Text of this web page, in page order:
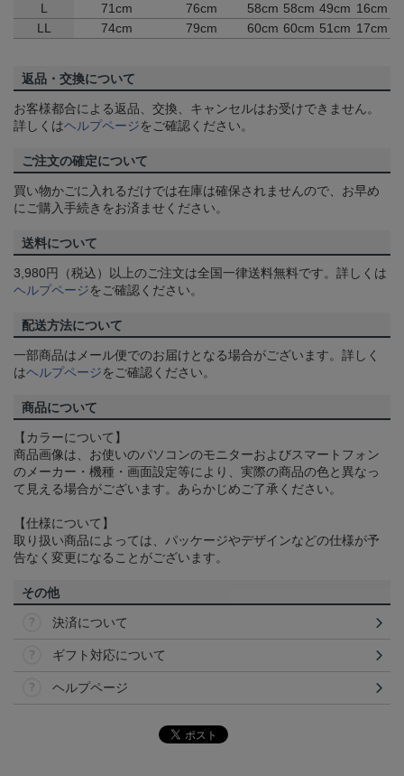
L
71cm 76cm 58cm 58cm 49cm 16cm
LL
74cm 79cm 60cm 60cm 51cm 17cm
返品・交換について
お客様都合による返品、交換、キャンセルはお受けできません。
詳しくはヘルプページをご確認ください。
ご注文の確定について
買い物かごに入れるだけでは在庫は確保されませんので、お早め
にご購入手続きをお済ませください。
送料について
3,980円（税込）以上のご注文は全国一律送料無料です。詳しくは
ヘルプページをご確認ください。
配送方法について
一部商品はメール便でのお届けとなる場合がございます。詳しく
はヘルプページをご確認ください。
商品について
【カラーについて】
商品画像は、お使いのパソコンのモニターおよびスマートフォン
のメーカー・機種・画面設定等により、実際の商品の色と異なっ
て見える場合がございます。あらかじめご了承ください。
【仕様について】
取り扱い商品によっては、パッケージやデザインなどの仕様が予
告なく変更になることがございます。
その他
決済について
ギフト対応について
ヘルプページ